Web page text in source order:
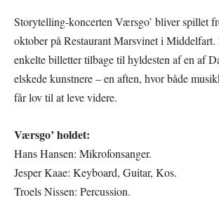
Storytelling-koncerten Værsgo’ bliver spillet
oktober på Restaurant Marsvinet i Middelfart.
enkelte billetter tilbage til hyldesten af en af
elskede kunstnere – en aften, hvor både
får lov til at leve videre.
Værsgo’ holdet:
Hans Hansen: Mikrofonsanger.
Jesper Kaae: Keyboard, Guitar, Kos.
Troels Nissen: Percussion.